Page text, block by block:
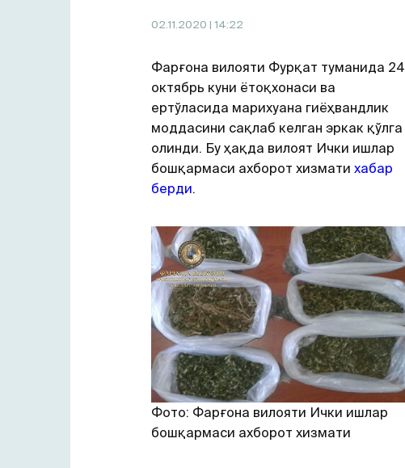
02.11.2020 | 14:22
Фарғона вилояти Фурқат туманида 24
октябрь куни ётоқхонаси ва
ертўласида марихуана гиёҳвандлик
моддасини сақлаб келган эркак қўлга
олинди. Бу ҳақда вилоят Ички ишлар
бошқармаси ахборот хизмати хабар
берди.
Фото: Фарғона вилояти Ички ишлар
бошқармаси ахборот хизмати